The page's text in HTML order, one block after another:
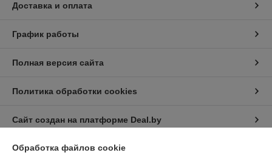
Доставка и оплата
График работы
Полная версия сайта
Политика обработки cookies
Сайт создан на платформе Deal.by
Обработка файлов cookie